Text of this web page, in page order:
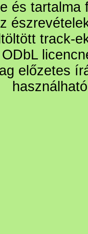
és
track-
előzetes